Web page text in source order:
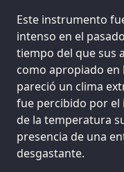
Este instrumento
intenso en el
tiempo del que sus
como apropiado en
pareció un clima
fue percibido por el
de la temperatura
presencia de una
desgastante.